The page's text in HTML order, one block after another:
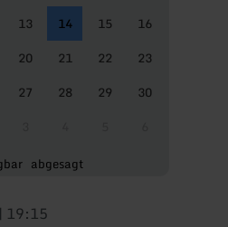
13 14 15
16
20 21 22
23
27 28 29
30
abgesagt
19:15